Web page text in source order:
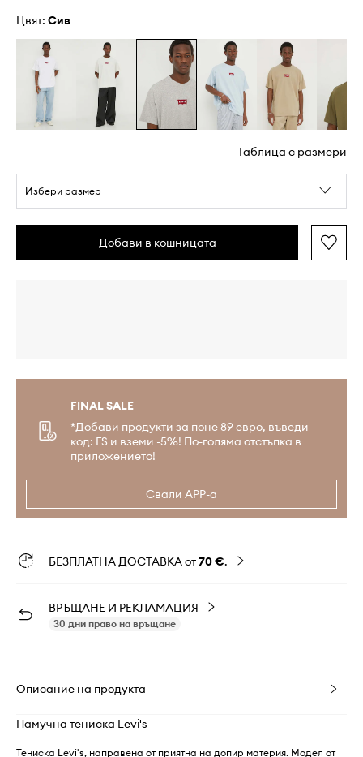
Цвят: сив
Таблица с размери
Избери размер
Добави в кошницата
FINAL SALE
*Добави продукти за поне 89 евро, въведи
код: FS и вземи -5%! По-голяма отстъпка в
приложението!
Свали APP-а
БЕЗПЛАТНА ДОСТАВКА от70 €.
ВРЪЩАНЕ И РЕКЛАМАЦИЯ
30 дни право на връщане
Описание на продукта
Памучна тениска Levi's
Тениска Levi's, направена от приятна на допир материя. Модел от